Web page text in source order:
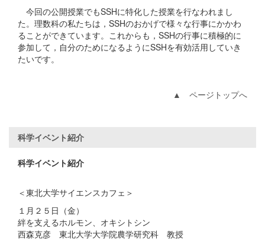
今回の公開授業でもSSHに特化した授業を行なわれまし
た。理数科の私たちは，SSHのおかげで様々な行事にかかわ
ることができています。これからも，SSHの行事に積極的に
参加して，自分のためになるようにSSHを有効活用していき
たいです。
▲ ページトップへ
科学イベント紹介
科学イベント紹介
＜東北大学サイエンスカフェ＞
１月２５日（金）
絆を支えるホルモン、オキシトシン
西森克彦 東北大学大学院農学研究科 教授